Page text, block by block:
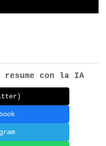
resume con la IA